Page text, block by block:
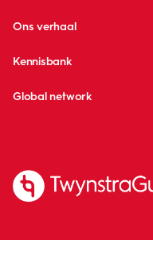
Ons verhaal
Kennisbank
Global network